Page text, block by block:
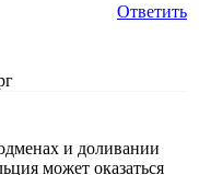
Ответить
и доливании
может оказаться